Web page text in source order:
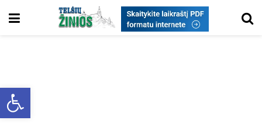
Open toolbar